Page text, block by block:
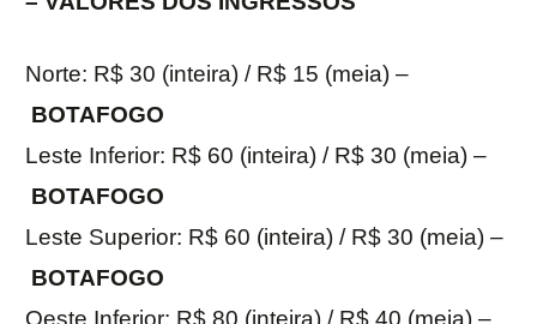
Norte: R$ 30 (inteira) / R$ 15 (meia) –
BOTAFOGO
Leste Inferior: R$ 60 (inteira) / R$ 30 (meia) –
BOTAFOGO
Leste Superior: R$ 60 (inteira) / R$ 30 (meia) –
BOTAFOGO